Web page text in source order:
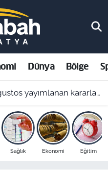
Dünya Bölge
yayımlanan kararlar belli oldu
Sağlık Ekonomi Eğitim
Haritası
ve Fikstür